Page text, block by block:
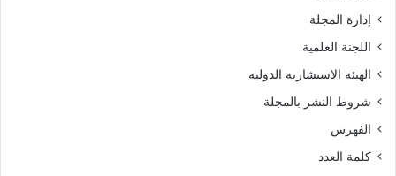
إدارة المجلة
اللجنة العلمية
الهيئة الاستشارية الدولية
شروط النشر بالمجلة
الفهرس
كلمة العدد